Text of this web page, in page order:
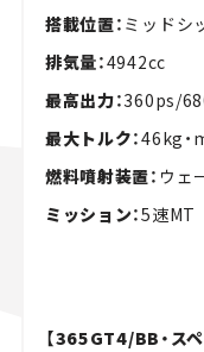
搭載位置： ミッドシ
排気量：4942cc
最高出力：360ps/
最大トルク：46kg
燃料噴射装置： ウェ
ミッション：5速MT
【365GT4/BB・スペ